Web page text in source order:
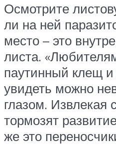
Осмотрите
ли на ней
место – это
листа.
паутинный клещ
увидеть можно
глазом. Извлекая
тормозят
же это